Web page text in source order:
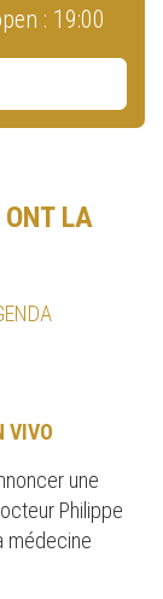
: 19:00
LA
VIVO
une
Philippe
médecine